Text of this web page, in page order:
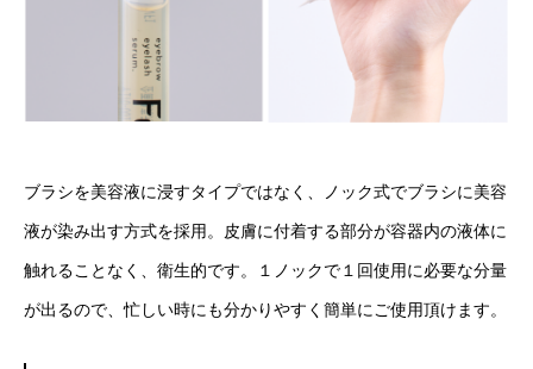
ブラシを美容液に浸すタイプではなく、ノック式でブラシに美容
液が染み出す方式を採用。皮膚に付着する部分が容器内の液体に
触れることなく、衛生的です。１ノックで１回使用に必要な分量
が出るので、忙しい時にも分かりやすく簡単にご使用頂けます。